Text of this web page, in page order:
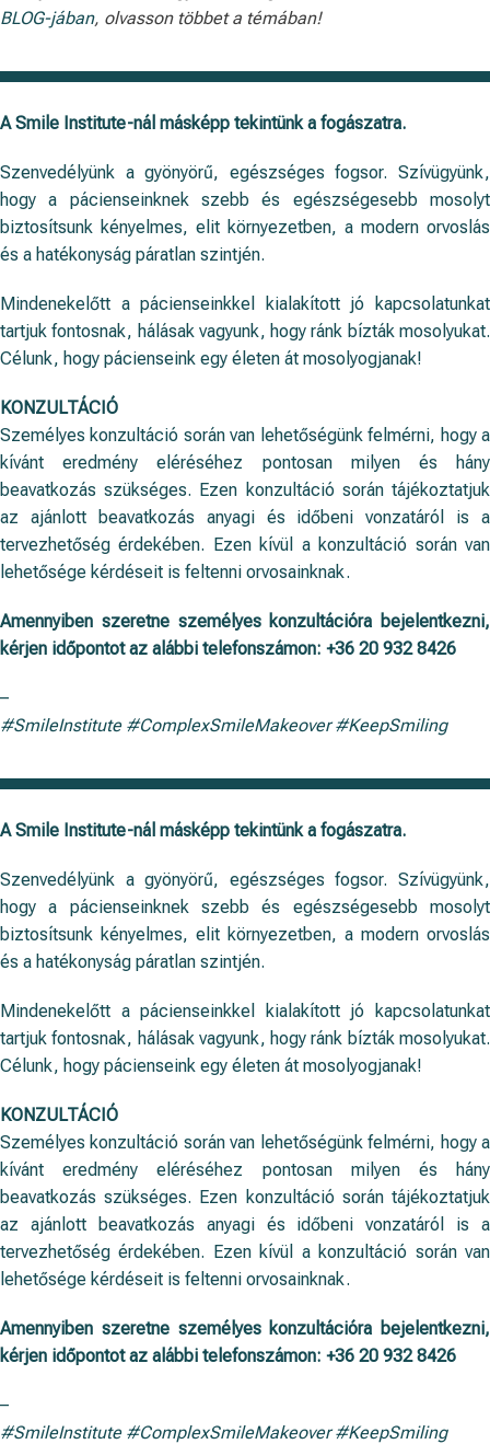
BLOG-jában, olvasson többet a témában!
A Smile Institute-nál másképp tekintünk a fogászatra.
Szenvedélyünk a gyönyörű, egészséges fogsor. Szívügyünk,
hogy a pácienseinknek szebb és egészségesebb mosolyt
biztosítsunk kényelmes, elit környezetben, a modern orvoslás
és a hatékonyság páratlan szintjén.
Mindenekelőtt a pácienseinkkel kialakított jó kapcsolatunkat
tartjuk fontosnak, hálásak vagyunk, hogy ránk bízták mosolyukat.
Célunk, hogy pácienseink egy életen át mosolyogjanak!
KONZULTÁCIÓ
Személyes konzultáció során van lehetőségünk felmérni, hogy a
kívánt eredmény eléréséhez pontosan milyen és hány
beavatkozás szükséges. Ezen konzultáció során tájékoztatjuk
az ajánlott beavatkozás anyagi és időbeni vonzatáról is a
tervezhetőség érdekében. Ezen kívül a konzultáció során van
lehetősége kérdéseit is feltenni orvosainknak.
Amennyiben szeretne személyes konzultációra bejelentkezni,
kérjen időpontot az alábbi telefonszámon: +36 20 932 8426
–
#SmileInstitute #ComplexSmileMakeover #KeepSmiling
A Smile Institute-nál másképp tekintünk a fogászatra.
Szenvedélyünk a gyönyörű, egészséges fogsor. Szívügyünk,
hogy a pácienseinknek szebb és egészségesebb mosolyt
biztosítsunk kényelmes, elit környezetben, a modern orvoslás
és a hatékonyság páratlan szintjén.
Mindenekelőtt a pácienseinkkel kialakított jó kapcsolatunkat
tartjuk fontosnak, hálásak vagyunk, hogy ránk bízták mosolyukat.
Célunk, hogy pácienseink egy életen át mosolyogjanak!
KONZULTÁCIÓ
Személyes konzultáció során van lehetőségünk felmérni, hogy a
kívánt eredmény eléréséhez pontosan milyen és hány
beavatkozás szükséges. Ezen konzultáció során tájékoztatjuk
az ajánlott beavatkozás anyagi és időbeni vonzatáról is a
tervezhetőség érdekében. Ezen kívül a konzultáció során van
lehetősége kérdéseit is feltenni orvosainknak.
Amennyiben szeretne személyes konzultációra bejelentkezni,
kérjen időpontot az alábbi telefonszámon: +36 20 932 8426
–
#SmileInstitute #ComplexSmileMakeover #KeepSmiling